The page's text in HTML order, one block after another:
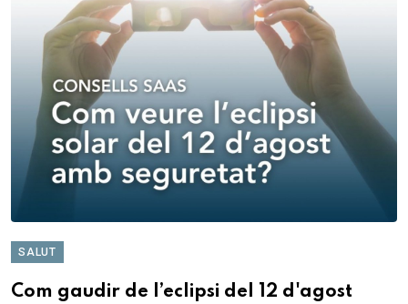
SALUT
Com gaudir de l’eclipsi del 12 d'agost